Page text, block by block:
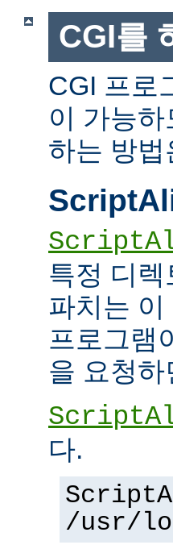
CGI를
CGI 프로
이 가능
하는 방법
특정 디
파치는
프로그램
을 요청
다.
/usr/